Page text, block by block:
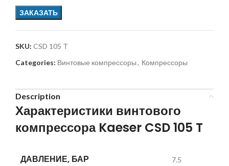
ЗАКАЗАТЬ
SKU: CSD 105 T
Categories: Винтовые компрессоры, Компрессоры
Description
Характеристики винтового
компрессора Kaeser CSD 105 T
ДАВЛЕНИЕ, БАР 7.5